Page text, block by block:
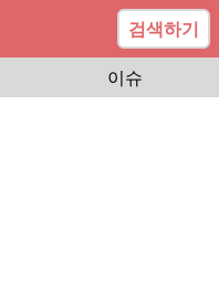
검색하기
이슈